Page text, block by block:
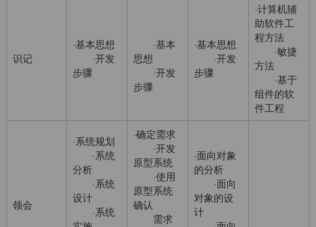
识记
·基本思想
·开发
步骤
·基本
思想
·开发
步骤
·基本思想
·开发
步骤
·计算机辅
助软件工
程方法
·敏捷
方法
·基于
组件的软
件工程
领会
·系统规划
·系统
分析
·系统
设计
·系统
·确定需求
·开发
原型系统
·使用
原型系统
确认
需求
·面向对象
的分析
·面向
对象的设
计